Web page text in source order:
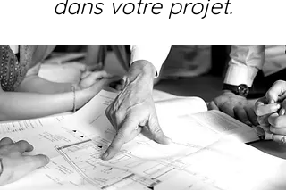
dans votre projet.